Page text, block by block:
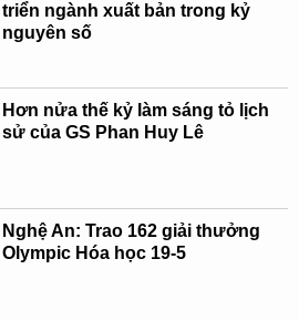
triển ngành xuất bản trong kỷ
nguyên số
Hơn nửa thế kỷ làm sáng tỏ lịch
sử của GS Phan Huy Lê
Nghệ An: Trao 162 giải thưởng
Olympic Hóa học 19-5